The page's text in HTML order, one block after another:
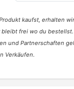
kaufst, erhalten
frei wo du
und Partnerschaften
Verkäufen.